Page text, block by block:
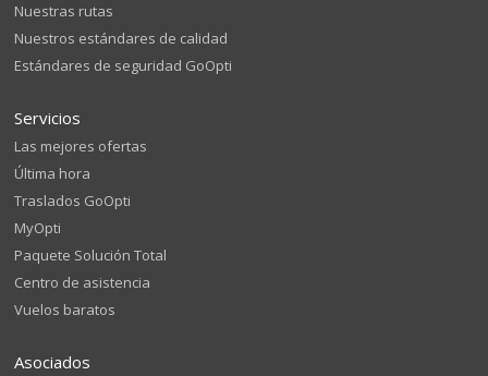
Nuestras rutas
Nuestros estándares de calidad
Estándares de seguridad GoOpti
Servicios
Las mejores ofertas
Última hora
Traslados GoOpti
MyOpti
Paquete Solución Total
Centro de asistencia
Vuelos baratos
Asociados